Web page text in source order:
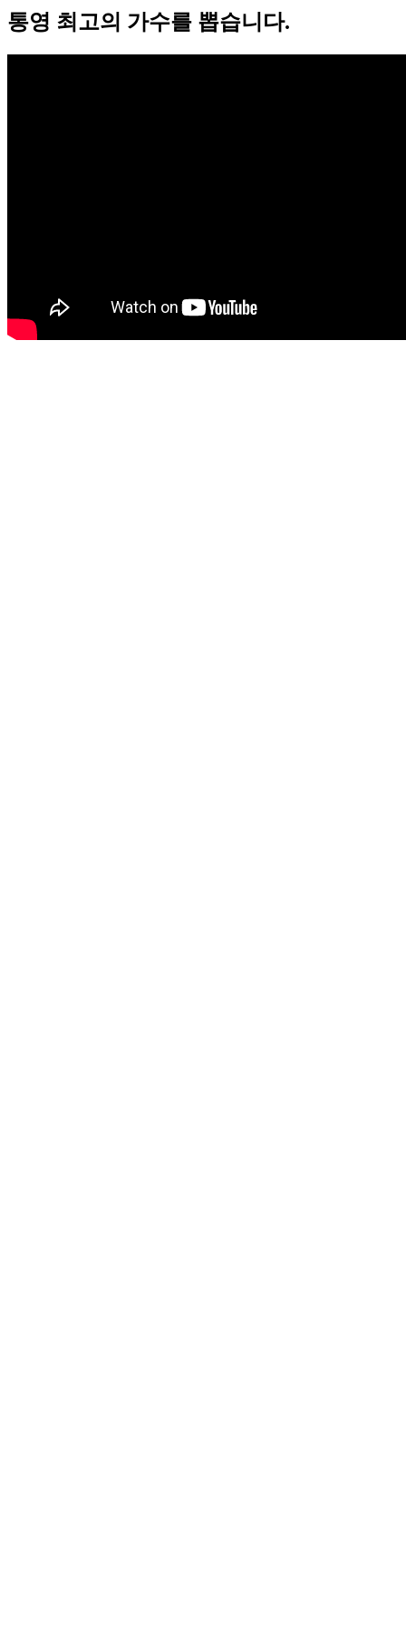
통영 최고의 가수를 뽑습니다.